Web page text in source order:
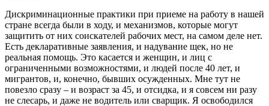
Дискриминационные практики при приеме на работу в нашей
стране всегда были в ходу, и механизмов, которые могут
защитить от них соискателей рабочих мест, на самом деле нет.
Есть декларативные заявления, и надувание щек, но не
реальная помощь. Это касается и женщин, и лиц с
ограниченными возможностями, и людей после 40 лет, и
мигрантов, и, конечно, бывших осужденных. Мне тут не
повезло сразу – и возраст за 45, и отсидка, и я совсем ни разу
не слесарь, и даже не водитель или сварщик. Я освободился